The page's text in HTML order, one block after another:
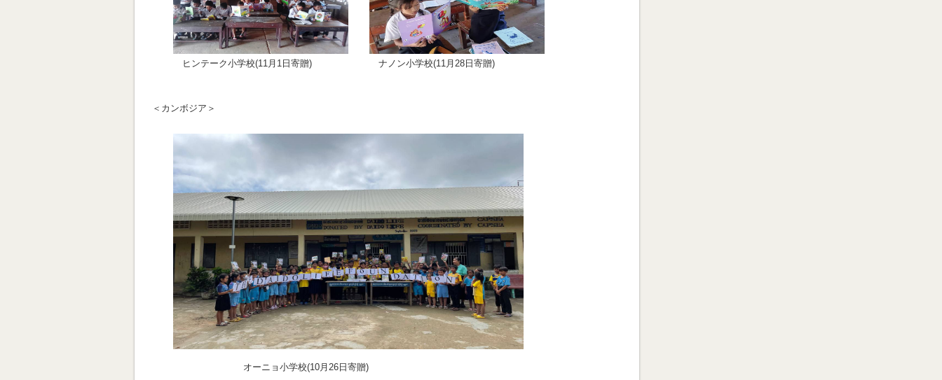
ヒンテーク小学校(11月1日寄贈) ナノン小学校(11月28日寄贈)
＜カンボジア＞
オーニョ小学校(10月26日寄贈)